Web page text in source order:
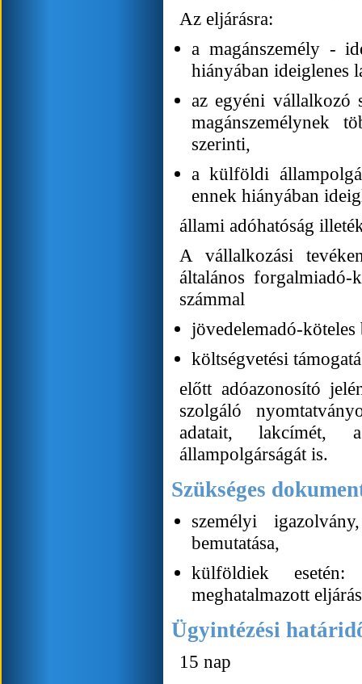
Az eljárásra:
a magánszemély -
hiányában ideiglenes
az egyéni vállalkozó
magánszemélynek
szerinti,
a külföldi
ennek hiányában
állami adóhatóság
A vállalkozási
általános forgalmiadó-
számmal
jövedelemadó-köteles
költségvetési
előtt adóazonosító
szolgáló
adatait, lakcímét,
állampolgárságát is.
Szükséges
személyi
bemutatása,
külföldiek
meghatalmazott
Ügyintézési
15 nap